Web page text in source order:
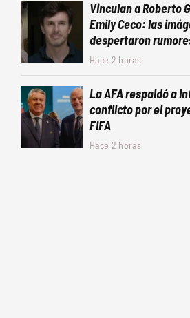
Vinculan a Roberto
Emily Ceco: las
despertaron
Hace 2 horas
La AFA respaldó a
conflicto por el
FIFA
Hace 2 horas